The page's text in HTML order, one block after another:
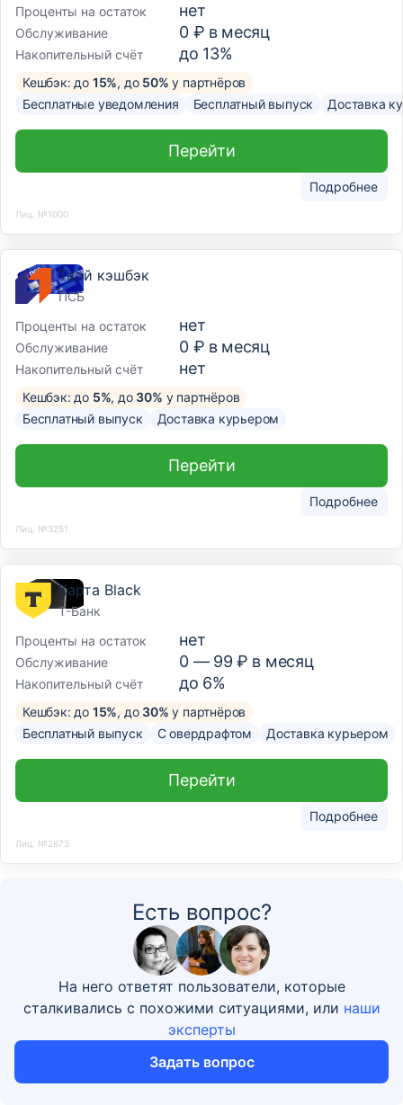
Проценты на остаток
нет
Обслуживание 0 ₽ в месяц
Накопительный счёт до 13%
Кешбэк: до 15%, до 50% у партнёров
Бесплатные уведомления
Бесплатный выпуск Доставка
Подробнее
Перейти
Лиц. №1000
Твой кэшбэк
ПСБ
Проценты на остаток
нет
Обслуживание 0 ₽ в месяц
Накопительный счёт нет
Кешбэк: до 5%, до 30% у партнёров
Бесплатный выпуск
Доставка курьером
Подробнее
Перейти
Лиц. №3251
Карта Black
Т-Банк
Проценты на остаток
нет
Обслуживание 0 — 99₽ в месяц
Накопительный счёт до 6%
Кешбэк: до 15%, до 30% у партнёров
Бесплатный выпуск
С овердрафтом Доставка курьером
Подробнее
Перейти
Лиц. №2673
Есть вопрос?
На него ответят пользователи, которые
сталкивались с похожими ситуациями, или наши
эксперты
Задать вопрос